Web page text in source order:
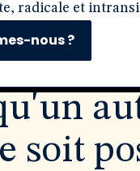
radicale et
nous ?
soit